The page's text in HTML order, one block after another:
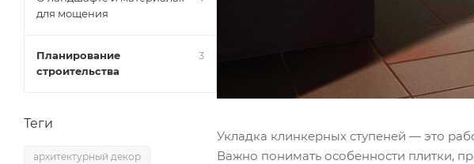
Укладка клинкерных ступеней — это
Важно понимать особенности плитки,
для мощения
Планирование
строительства
3
Теги
архитектурный декор